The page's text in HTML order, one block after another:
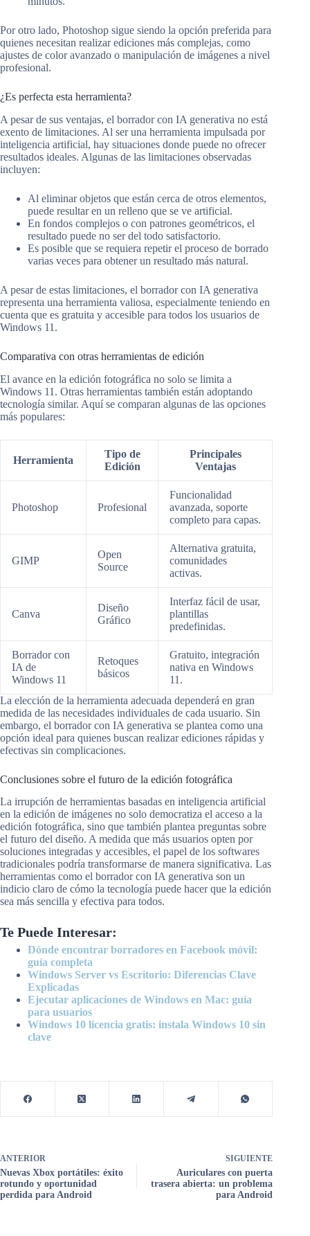
Por otro lado, Photoshop sigue siendo la opción preferida para
quienes necesitan realizar ediciones más complejas, como
ajustes de color avanzado o manipulación de imágenes a nivel
profesional.
¿Es perfecta esta herramienta?
A pesar de sus ventajas, el borrador con IA generativa no está
exento de limitaciones. Al ser una herramienta impulsada por
inteligencia artificial, hay situaciones donde puede no ofrecer
resultados ideales. Algunas de las limitaciones observadas
incluyen:
Al eliminar objetos que están cerca de otros elementos,
puede resultar en un relleno que se ve artificial.
En fondos complejos o con patrones geométricos, el
resultado puede no ser del todo satisfactorio.
Es posible que se requiera repetir el proceso de borrado
varias veces para obtener un resultado más natural.
A pesar de estas limitaciones, el borrador con IA generativa
representa una herramienta valiosa, especialmente teniendo en
cuenta que es gratuita y accesible para todos los usuarios de
Windows 11.
Comparativa con otras herramientas de edición
El avance en la edición fotográfica no solo se limita a
Windows 11. Otras herramientas también están adoptando
tecnología similar. Aquí se comparan algunas de las opciones
más populares:
Herramienta
Tipo de
Edición
Principales
Ventajas
Photoshop Profesional
Funcionalidad
avanzada, soporte
completo para capas.
GIMP
Open
Source
Alternativa gratuita,
comunidades
activas.
Canva
Diseño
Gráfico
Interfaz fácil de usar,
plantillas
predefinidas.
Borrador con
IA de
Windows 11
Retoques
básicos
Gratuito, integración
nativa en Windows
11.
La elección de la herramienta adecuada dependerá en gran
medida de las necesidades individuales de cada usuario. Sin
embargo, el borrador con IA generativa se plantea como una
opción ideal para quienes buscan realizar ediciones rápidas y
efectivas sin complicaciones.
Conclusiones sobre el futuro de la edición fotográfica
La irrupción de herramientas basadas en inteligencia artificial
en la edición de imágenes no solo democratiza el acceso a la
edición fotográfica, sino que también plantea preguntas sobre
el futuro del diseño. A medida que más usuarios opten por
soluciones integradas y accesibles, el papel de los softwares
tradicionales podría transformarse de manera significativa. Las
herramientas como el borrador con IA generativa son un
indicio claro de cómo la tecnología puede hacer que la edición
sea más sencilla y efectiva para todos.
Te Puede Interesar:
Dónde encontrar borradores en Facebook móvil:
guía completa
Windows Server vs Escritorio: Diferencias Clave
Explicadas
Ejecutar aplicaciones de Windows en Mac: guía
para usuarios
Windows 10 licencia gratis: instala Windows 10 sin
clave
ANTERIOR
Nuevas Xbox portátiles: éxito
rotundo y oportunidad
perdida para Android
SIGUIENTE
Auriculares con puerta
trasera abierta: un problema
para Android